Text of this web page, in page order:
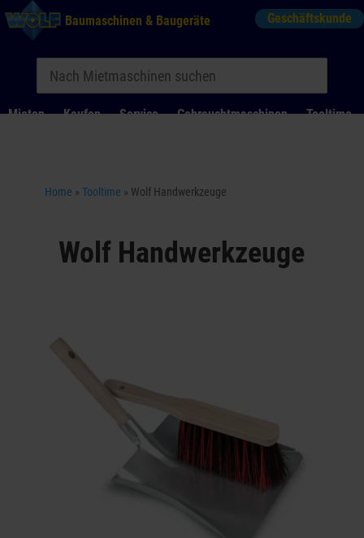
Baumaschinen & Baugeräte Geschäftskunde
Mieten Kaufen Service Gebrauchtmaschinen Tooltime
Home » Tooltime » Wolf Handwerkzeuge
Wolf Handwerkzeuge